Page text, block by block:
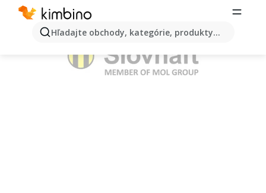
Hľadajte obchody, kategórie, produkty...